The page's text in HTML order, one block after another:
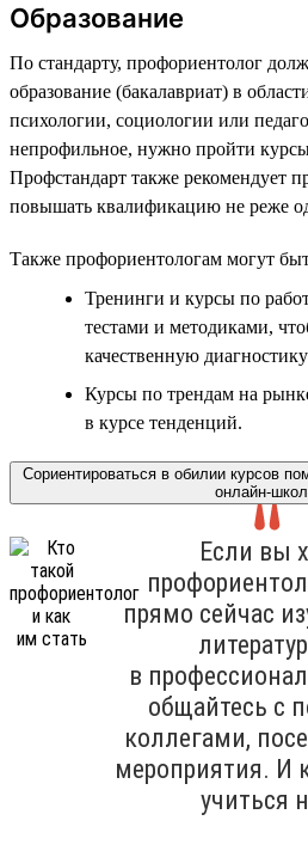
Образование
По стандарту, профориентолог
образование (бакалавриат) в
психологии, социологии или
непрофильное, нужно пройти
Профстандарт также рекомендует
повышать квалификацию не реже
Также профориентологам могут
Тренинги и курсы по
тестами и методиками,
качественную
Курсы по трендам на
в курсе тенденций.
Сориентироваться в обилии курсов
онлайн-
Если вы
прямо сейчас
в
общайтесь с
коллегами,
мероприятия. И
учиться